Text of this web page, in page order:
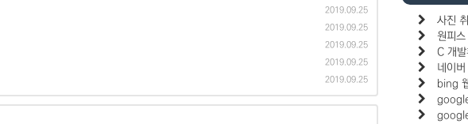
2019.09.25
2019.09.25
2019.09.25
2019.09.25
2019.09.25
사진
원피스
C 개
네이
bing